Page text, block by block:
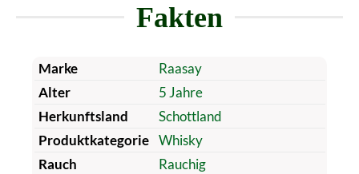
Fakten
Marke
Raasay
Alter
5 Jahre
Herkunftsland
Schottland
Produktkategorie Whisky
Rauch
Rauchig